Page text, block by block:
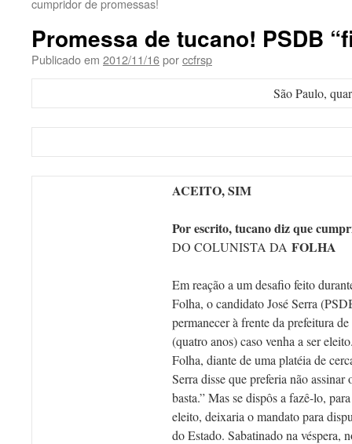
cumpridor de promessas!
Promessa de tucano! PSDB
Publicado em 2012/11/16porccfrsp
São Paulo,
ACEITO, SIM
Por escrito, tucano diz que
DO COLUNISTA DA FOLHA
Em reação a um desafio feito
Folha, o candidato José Serra
permanecer à frente da prefeitura
(quatro anos) caso venha a ser
Folha, diante de uma platéia de
Serra disse que preferia não
basta.” Mas se dispôs a fazê-lo,
eleito, deixaria o mandato para
do Estado. Sabatinado na véspera,